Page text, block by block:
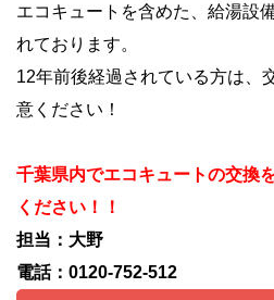
エコキュートを含めた、給湯設
れております。
12年前後経過されている方は、
意ください！
千葉県内でエコキュートの交換
ください！！
担当：大野
電話：0120-752-512